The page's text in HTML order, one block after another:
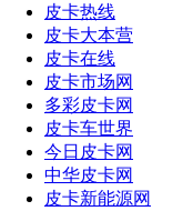
皮卡热线
皮卡大本营
皮卡在线
皮卡市场网
多彩皮卡网
皮卡车世界
今日皮卡网
中华皮卡网
皮卡新能源网